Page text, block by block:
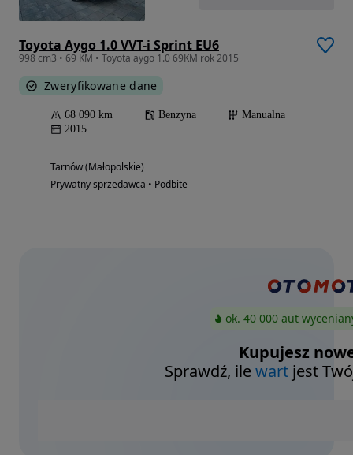
Toyota Aygo 1.0 VVT-i Sprint EU6
998 cm3 • 69 KM • Toyota aygo 1.0 69KM rok 2015
Zweryfikowane dane
68 090 km Benzyna
Manualna
2015
Tarnów (Małopolskie)
Prywatny sprzedawca • Podbite
ok. 40 000 aut
Kupujesz
Sprawdź, ilewart jest